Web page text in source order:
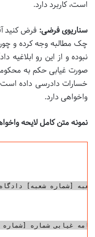
است، کاربرد دارد.
سناریوی فرضی: فرض کنید
چک مطالبه وجه کرده و
نبوده و از این رو ابلاغیه
صورت غیابی حکم به
خسارات دادرسی داده
واخواهی دارد.
نمونه متن کامل لایحه
شعبه [شماره شعبه]
غیابی شماره